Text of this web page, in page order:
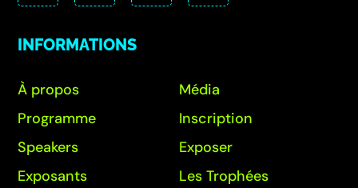
INFORMATIONS
À propos
Programme
Speakers
Exposants
Média
Inscription
Exposer
Les Trophées